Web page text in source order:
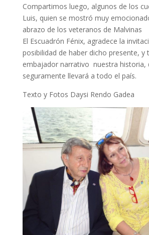
Compartimos luego, algunos de los
Luis, quien se mostró muy
abrazo de los veteranos de Malvinas
El Escuadrón Fénix, agradece la
posibilidad de haber dicho presente, y
embajador narrativo nuestra historia,
seguramente llevará a todo el país.
Texto y Fotos Daysi Rendo Gadea